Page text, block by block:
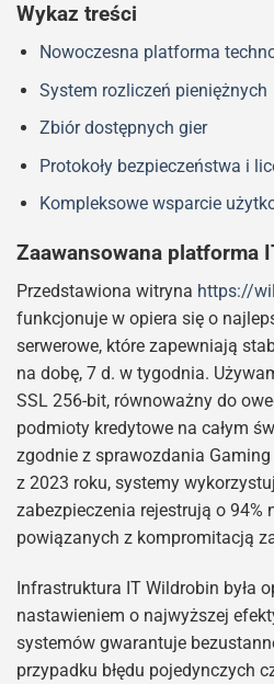
Wykaz treści
Nowoczesna platforma
System rozliczeń pieniężnych
Zbiór dostępnych gier
Protokoły bezpieczeństwa i
Kompleksowe wsparcie
Zaawansowana platforma
Przedstawiona witryna https://
funkcjonuje w opiera się o
serwerowe, które zapewniają
na dobę, 7 d. w tygodnia.
SSL 256-bit, równoważny do
podmioty kredytowe na całym
zgodnie z sprawozdania
z 2023 roku, systemy
zabezpieczenia rejestrują o 94%
powiązanych z kompromitacją
Infrastruktura IT Wildrobin była
nastawieniem o najwyższej
systemów gwarantuje
przypadku błędu pojedynczych